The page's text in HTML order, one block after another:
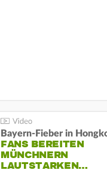
Bayern-Fieber in
FANS BEREITEN
MÜNCHNERN
LAUTSTARKEN…